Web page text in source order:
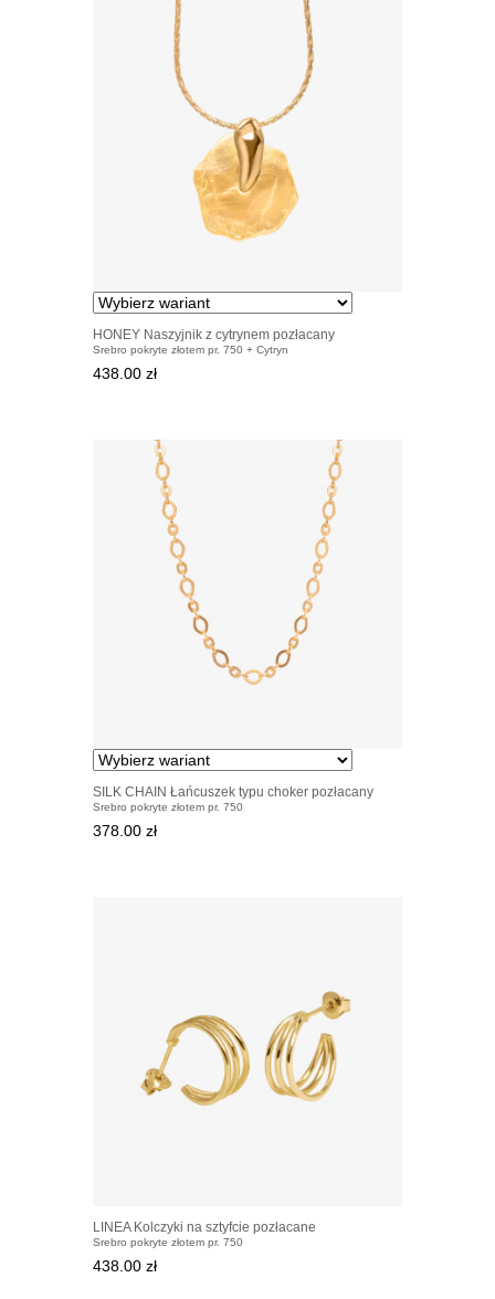
HONEY Naszyjnik z cytrynem pozłacany
Srebro pokryte złotem pr. 750 + Cytryn
438.00 zł
SILK CHAIN Łańcuszek typu choker pozłacany
Srebro pokryte złotem pr. 750
378.00 zł
LINEA Kolczyki na sztyfcie pozłacane
Srebro pokryte złotem pr. 750
438.00 zł